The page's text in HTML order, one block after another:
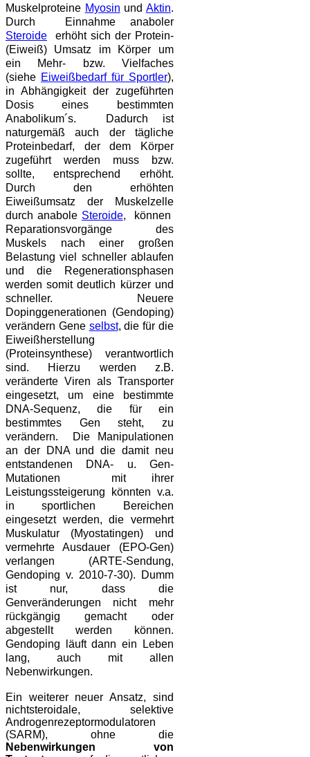
Muskelproteine Myosin und Aktin.
Durch Einnahme anaboler
Steroide erhöht sich der Protein-
(Eiweiß) Umsatz im Körper um
ein Mehr- bzw. Vielfaches
(siehe Eiweißbedarf für Sportler),
in Abhängigkeit der zugeführten
Dosis eines bestimmten
Anabolikum´s. Dadurch ist
naturgemäß auch der tägliche
Proteinbedarf, der dem Körper
zugeführt werden muss bzw.
sollte, entsprechend erhöht.
Durch den erhöhten
Eiweißumsatz der Muskelzelle
durch anabole Steroide, können
Reparationsvorgänge des
Muskels nach einer großen
Belastung viel schneller ablaufen
und die Regenerationsphasen
werden somit deutlich kürzer und
schneller. Neuere
Dopinggenerationen (Gendoping)
verändern Gene selbst, die für die
Eiweißherstellung
(Proteinsynthese) verantwortlich
sind. Hierzu werden z.B.
veränderte Viren als Transporter
eingesetzt, um eine bestimmte
DNA-Sequenz, die für ein
bestimmtes Gen steht, zu
verändern. Die Manipulationen
an der DNA und die damit neu
entstandenen DNA- u. Gen-
Mutationen mit ihrer
Leistungssteigerung könnten v.a.
in sportlichen Bereichen
eingesetzt werden, die vermehrt
Muskulatur (Myostatingen) und
vermehrte Ausdauer (EPO-Gen)
verlangen (ARTE-Sendung,
Gendoping v. 2010-7-30). Dumm
ist nur, dass die
Genveränderungen nicht mehr
rückgängig gemacht oder
abgestellt werden können.
Gendoping läuft dann ein Leben
lang, auch mit allen
Nebenwirkungen.
Ein weiterer neuer Ansatz, sind
nichtsteroidale, selektive
Androgenrezeptormodulatoren
(SARM), ohne die
Nebenwirkungen von